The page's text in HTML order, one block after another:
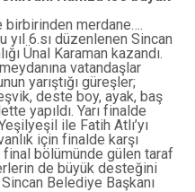
birbirinden merdane….
yıl 6.sı düzenlenen Sincan
Ünal Karaman kazandı.
vatandaşlar
yarıştığı güreşler;
deste boy, ayak, baş
yapıldı. Yarı finalde
ile Fatih Atlı’yı
için finalde karşı
bölümünde gülen taraf
de büyük desteğini
Sincan Belediye Başkanı